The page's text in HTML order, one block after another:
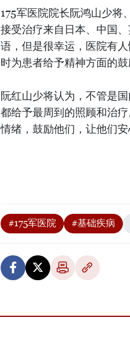
175军医院院长阮鸿山少将
接受治疗来自日本、中国
语，但是很幸运，医院有
时为患者给予精神方面的鼓
阮红山少将认为，不管是
都给予最周到的照顾和治
情绪，鼓励他们，让他们
#175军医院 #基础疾病